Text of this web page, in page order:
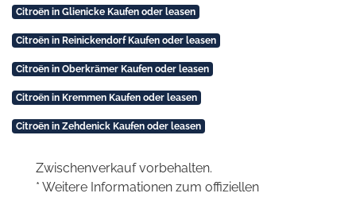
Citroën in Glienicke Kaufen oder leasen
Citroën in Reinickendorf Kaufen oder leasen
Citroën in Oberkrämer Kaufen oder leasen
Citroën in Kremmen Kaufen oder leasen
Citroën in Zehdenick Kaufen oder leasen
Zwischenverkauf vorbehalten.
* Weitere Informationen zum offiziellen